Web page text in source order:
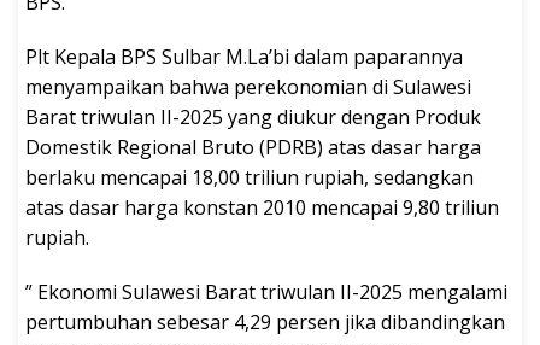
Plt Kepala BPS Sulbar M.La’bi dalam paparannya
menyampaikan bahwa perekonomian di Sulawesi
Barat triwulan II-2025 yang diukur dengan Produk
Domestik Regional Bruto (PDRB) atas dasar harga
berlaku mencapai 18,00 triliun rupiah, sedangkan
atas dasar harga konstan 2010 mencapai 9,80 triliun
rupiah.
” Ekonomi Sulawesi Barat triwulan II-2025 mengalami
pertumbuhan sebesar 4,29 persen jika dibandingkan